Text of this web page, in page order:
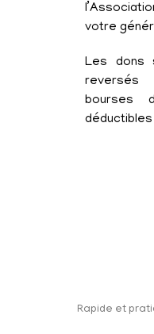
votre
Les dons
bourses
Rapide et